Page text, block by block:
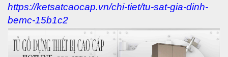
https://ketsatcaocap.vn/chi-tiet/tu-sat-gia-dinh-
bemc-15b1c2